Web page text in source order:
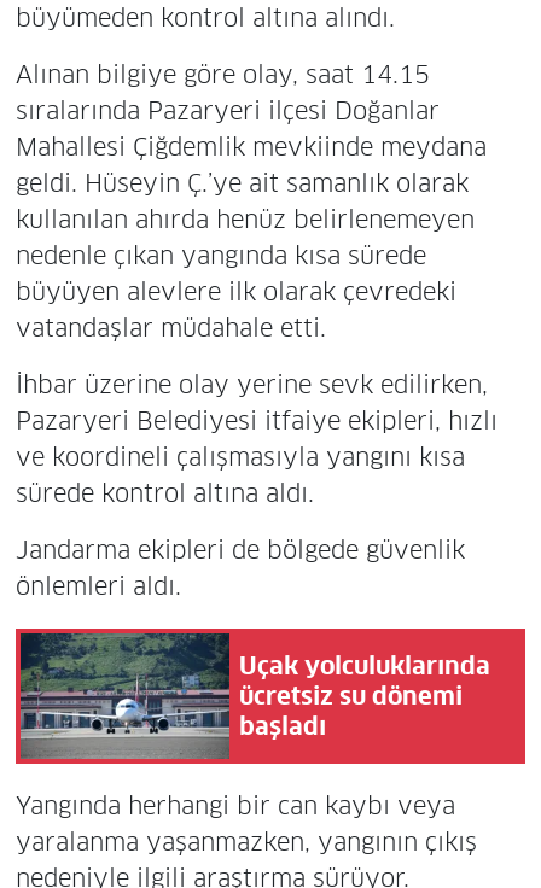
büyümeden kontrol altına alındı.
Alınan bilgiye göre olay, saat 14.15
sıralarında Pazaryeri ilçesi Doğanlar
Mahallesi Çiğdemlik mevkiinde meydana
geldi. Hüseyin Ç.’ye ait samanlık olarak
kullanılan ahırda henüz belirlenemeyen
nedenle çıkan yangında kısa sürede
büyüyen alevlere ilk olarak çevredeki
vatandaşlar müdahale etti.
İhbar üzerine olay yerine sevk edilirken,
Pazaryeri Belediyesi itfaiye ekipleri, hızlı
ve koordineli çalışmasıyla yangını kısa
sürede kontrol altına aldı.
Jandarma ekipleri de bölgede güvenlik
önlemleri aldı.
Uçak yolculuklarında
ücretsiz su dönemi
başladı
Yangında herhangi bir can kaybı veya
yaralanma yaşanmazken, yangının çıkış
nedeniyle ilgili araştırma sürüyor.